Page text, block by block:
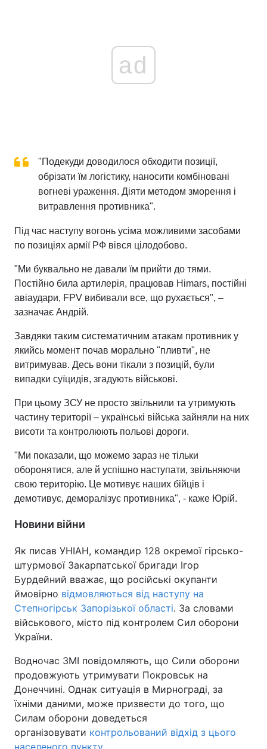
ad
"Подекуди доводилося обходити позиції,
обрізати їм логістику, наносити комбіновані
вогневі ураження. Діяти методом зморення і
витравлення противника".
Під час наступу вогонь усіма можливими засобами
по позиціях армії РФ вівся цілодобово.
"Ми буквально не давали їм прийти до тями.
Постійно била артилерія, працював Himars, постійні
авіаудари, FPV вибивали все, що рухається", –
зазначає Андрій.
Завдяки таким систематичним атакам противник у
якийсь момент почав морально "пливти", не
витримував. Десь вони тікали з позицій, були
випадки суїцидів, згадують військові.
При цьому ЗСУ не просто звільнили та утримують
частину території – українські війська зайняли на них
висоти та контролюють польові дороги.
"Ми показали, що можемо зараз не тільки
оборонятися, але й успішно наступати, звільняючи
свою територію. Це мотивує наших бійців і
демотивує, деморалізує противника", - каже Юрій.
Новини війни
Як писав УНІАН, командир 128 окремої гірсько-
штурмової Закарпатської бригади Ігор
Бурдейний вважає, що російські окупанти
ймовірно відмовляються від наступу на
Степногірськ Запорізької області. За словами
військового, місто під контролем Сил оборони
України.
Водночас ЗМІ повідомляють, що Сили оборони
продовжують утримувати Покровськ на
Донеччині. Однак ситуація в Мирнограді, за
їхніми даними, може призвести до того, що
Силам оборони доведеться
організовувати контрольований відхід з цього
населеного пункту.